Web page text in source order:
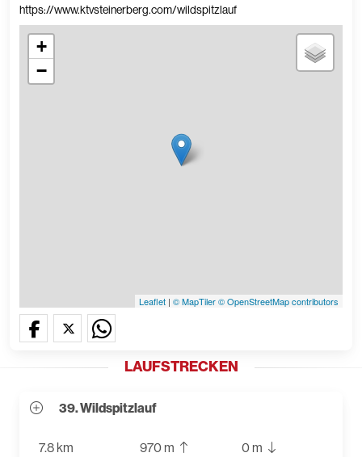
https://www.ktvsteinerberg.com/wildspitzlauf
+
−
Leaflet | © MapTiler© OpenStreetMap contributors
LAUFSTRECKEN
39. Wildspitzlauf
7.8 km 970 m 0 m